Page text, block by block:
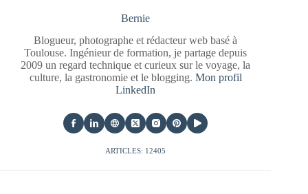
Bernie
Blogueur, photographe et rédacteur web basé à
Toulouse. Ingénieur de formation, je partage depuis
2009 un regard technique et curieux sur le voyage, la
culture, la gastronomie et le blogging. Mon profil
LinkedIn
ARTICLES: 12405